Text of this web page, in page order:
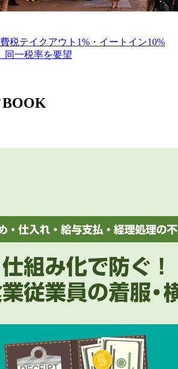
税テイクアウト1%・イートイン10%
同一税率を要望